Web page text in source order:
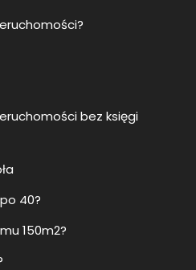
bez księgi
40?
150m2?